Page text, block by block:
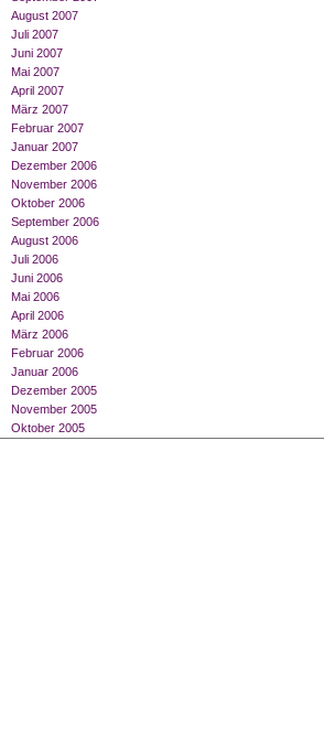
August 2007
Juli 2007
Juni 2007
Mai 2007
April 2007
März 2007
Februar 2007
Januar 2007
Dezember 2006
November 2006
Oktober 2006
September 2006
August 2006
Juli 2006
Juni 2006
Mai 2006
April 2006
März 2006
Februar 2006
Januar 2006
Dezember 2005
November 2005
Oktober 2005